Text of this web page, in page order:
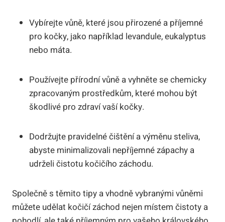
Vybírejte vůně, které jsou přirozené a příjemné
pro kočky, jako například levandule, eukalyptus
nebo máta.
Používejte přírodní vůně a vyhněte se chemicky
zpracovaným prostředkům, které mohou být
škodlivé pro zdraví vaší kočky.
Dodržujte pravidelné čištění a výměnu steliva,
abyste minimalizovali nepříjemné zápachy a
udrželi čistotu kočičího záchodu.
Společně s těmito tipy a vhodně vybranými vůněmi
můžete udělat kočičí záchod nejen místem čistoty a